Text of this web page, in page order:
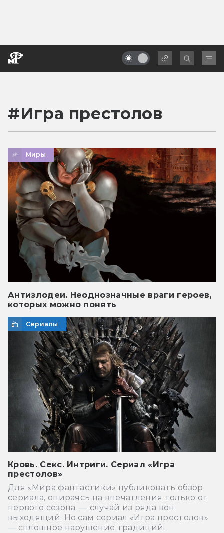
#Игра престолов
Миры
Антизлодеи. Неоднозначные враги героев,
которых можно понять
Сериалы
Кровь. Секс. Интриги. Сериал «Игра
престолов»
Для «Мира фантастики» публиковать обзор
сериала, опираясь на впечатления только от
первого сезона, ― случай из ряда вон
выходящий. Но сам сериал «Игра престолов»
― сплошное нарушение традиций.